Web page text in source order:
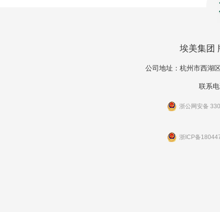
埃美集团
公司地址：杭州市西湖
联系
浙公网安备
浙ICP备